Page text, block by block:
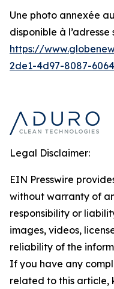
Une photo annexée
disponible à l’adresse
https://
2de1-4d97-8087-
Legal Disclaimer:
EIN Presswire
without warranty of
responsibility or
images, videos,
reliability of the
If you have any
related to this article,